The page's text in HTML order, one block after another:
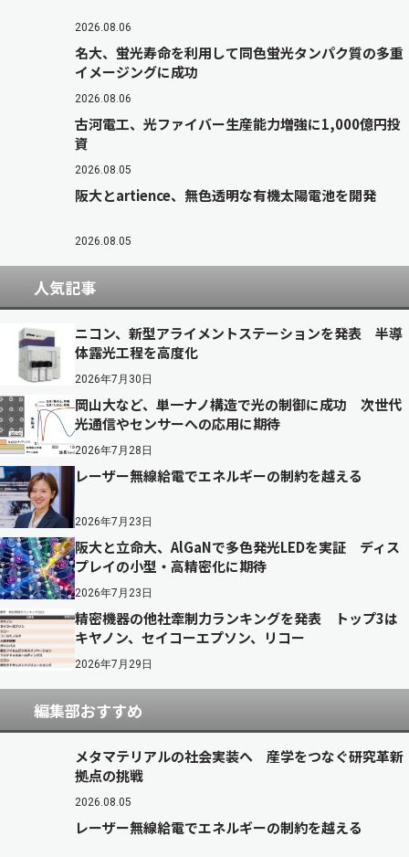
2026.08.06
名大、蛍光寿命を利用して同色蛍光タンパク質の多重
イメージングに成功
2026.08.06
古河電工、光ファイバー生産能力増強に1,000億円投
資
2026.08.05
阪大とartience、無色透明な有機太陽電池を開発
2026.08.05
人気記事
ニコン、新型アライメントステーションを発表 半導
体露光工程を高度化
2026年7月30日
岡山大など、単一ナノ構造で光の制御に成功 次世代
光通信やセンサーへの応用に期待
2026年7月28日
レーザー無線給電でエネルギーの制約を越える
2026年7月23日
阪大と立命大、AlGaNで多色発光LEDを実証 ディス
プレイの小型・高精密化に期待
2026年7月23日
精密機器の他社牽制力ランキングを発表 トップ3は
キヤノン、セイコーエプソン、リコー
2026年7月29日
編集部おすすめ
メタマテリアルの社会実装へ 産学をつなぐ研究革新
拠点の挑戦
2026.08.05
レーザー無線給電でエネルギーの制約を越える